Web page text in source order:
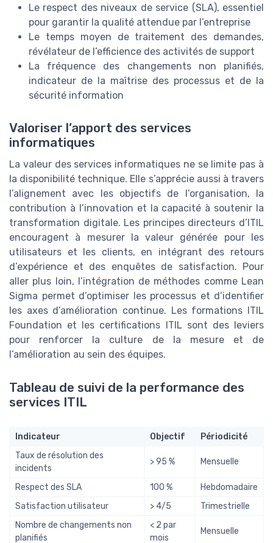
Le respect des niveaux de service (SLA), essentiel
pour garantir la qualité attendue par l’entreprise
Le temps moyen de traitement des demandes,
révélateur de l’efficience des activités de support
La fréquence des changements non planifiés,
indicateur de la maîtrise des processus et de la
sécurité information
Valoriser l’apport des services
informatiques
La valeur des services informatiques ne se limite pas à
la disponibilité technique. Elle s’apprécie aussi à travers
l’alignement avec les objectifs de l’organisation, la
contribution à l’innovation et la capacité à soutenir la
transformation digitale. Les principes directeurs d’ITIL
encouragent à mesurer la valeur générée pour les
utilisateurs et les clients, en intégrant des retours
d’expérience et des enquêtes de satisfaction. Pour
aller plus loin, l’intégration de méthodes comme Lean
Sigma permet d’optimiser les processus et d’identifier
les axes d’amélioration continue. Les formations ITIL
Foundation et les certifications ITIL sont des leviers
pour renforcer la culture de la mesure et de
l’amélioration au sein des équipes.
Tableau de suivi de la performance des
services ITIL
Indicateur Objectif
Périodicité
Taux de résolution des
incidents
> 95 % Mensuelle
Respect des SLA 100 %
Hebdomadaire
Satisfaction utilisateur
> 4/5
Trimestrielle
Nombre de changements non
planifiés
< 2 par
mois
Mensuelle